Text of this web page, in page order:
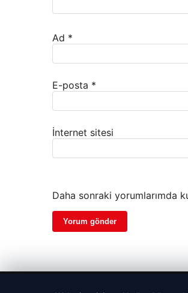
Ad *
E-posta *
İnternet sitesi
Daha sonraki yorumlarımda